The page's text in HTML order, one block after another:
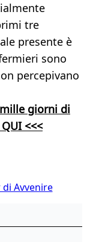
tre
presente è
sono
percepivano
giorni di
<<<
Avvenire